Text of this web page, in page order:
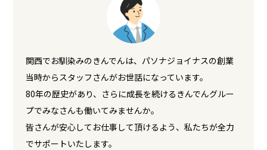
関西でお馴染みのきんでんは、パソナジョイナスの創業
当時からスタッフさんがお世話になっています。
80年の歴史があり、さらに成長を続けるきんでんグルー
プでみなさんも働いてみませんか。
皆さんが安心してお仕事して頂けるよう、私たちが全力
でサポートいたします。